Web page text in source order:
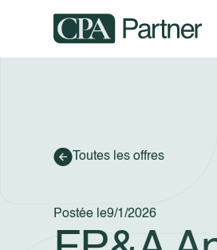
Toutes les offres
Postée le9/1/2026